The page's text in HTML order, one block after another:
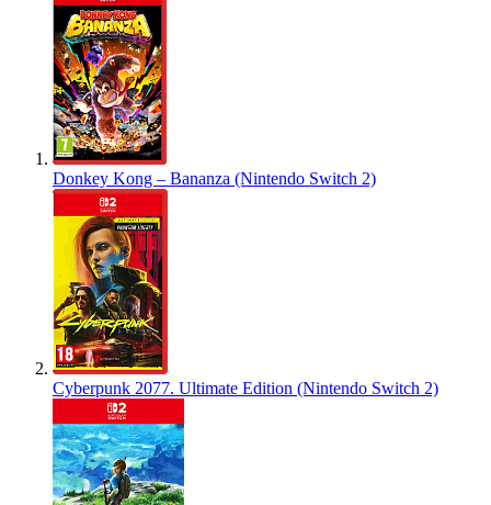
Donkey Kong – Bananza (Nintendo Switch 2)
Cyberpunk 2077. Ultimate Edition (Nintendo Switch 2)